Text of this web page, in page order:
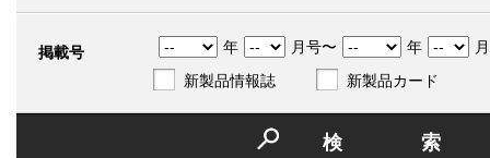
掲載号 年 月号〜 年
新製品情報誌
新製品カード
検